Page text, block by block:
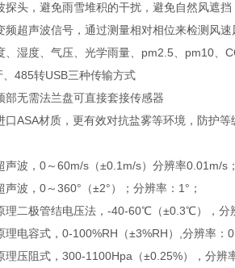
探头，避免雨雪堆积的干扰，避免自然风遮挡
频超声波信号，通过测量相对相位来检测风速
、湿度、气压、光学雨量、pm2.5、pm10、
485转USB三种传输方式
部无需法兰盘可直接套接传感器
口ASA材质，更有效对抗盐雾等环境，防护等
声波，0～60m/s（±0.1m/s）分辨率0.01m/s；
波，0～360°（±2°）；分辨率：1°；
理二极管结电压法，-40-60℃（±0.3℃），分
电容式，0-100%RH（±3%RH）,分辨率：
理压阻式，300-1100Hpa（±0.25%），分辨